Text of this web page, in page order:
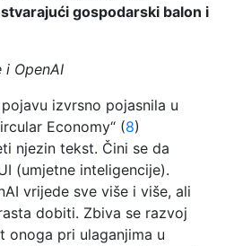
gospodarski balon i
i OpenAI
izvrsno pojasnila u
Economy“ (8)
njezin tekst. Čini se da
(umjetne inteligencije).
vrijede sve više i više, ali
dobiti. Zbiva se razvoj
onoga pri ulaganjima u